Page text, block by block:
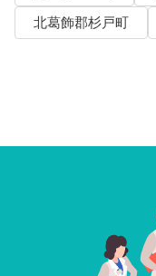
北葛飾郡杉戸町